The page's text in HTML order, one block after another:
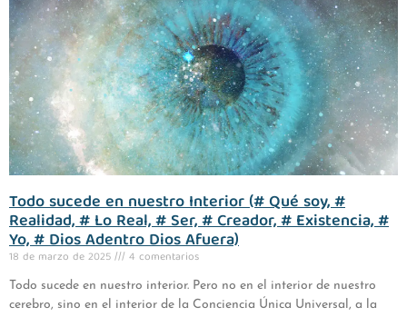
Todo sucede en nuestro Interior (# Qué soy, #
Realidad, # Lo Real, # Ser, # Creador, # Existencia, #
Yo, # Dios Adentro Dios Afuera)
18 de marzo de 2025 4 comentarios
Todo sucede en nuestro interior. Pero no en el interior de nuestro
cerebro, sino en el interior de la Conciencia Única Universal, a la